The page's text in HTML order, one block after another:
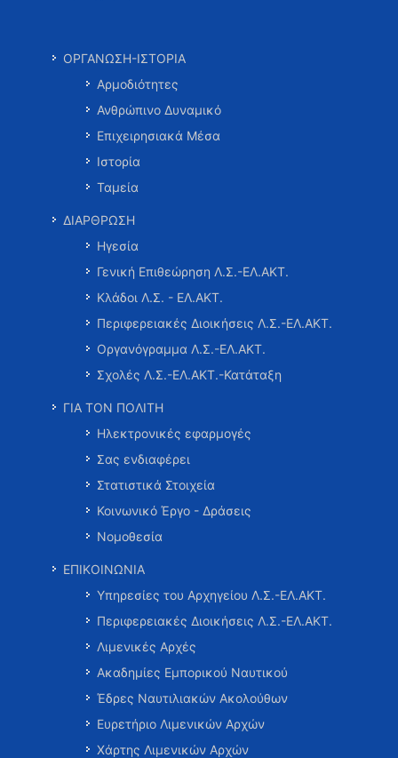
ΟΡΓΑΝΩΣΗ-ΙΣΤΟΡΙΑ
Αρμοδιότητες
Ανθρώπινο Δυναμικό
Επιχειρησιακά Μέσα
Ιστορία
Ταμεία
ΔΙΑΡΘΡΩΣΗ
Ηγεσία
Γενική Επιθεώρηση Λ.Σ.-ΕΛ.ΑΚΤ.
Κλάδοι Λ.Σ. - ΕΛ.ΑΚΤ.
Περιφερειακές Διοικήσεις Λ.Σ.-ΕΛ.ΑΚΤ.
Οργανόγραμμα Λ.Σ.-ΕΛ.ΑΚΤ.
Σχολές Λ.Σ.-ΕΛ.ΑΚΤ.-Κατάταξη
ΓΙΑ ΤΟΝ ΠΟΛΙΤΗ
Ηλεκτρονικές εφαρμογές
Σας ενδιαφέρει
Στατιστικά Στοιχεία
Κοινωνικό Έργο - Δράσεις
Νομοθεσία
ΕΠΙΚΟΙΝΩΝΙΑ
Υπηρεσίες του Αρχηγείου Λ.Σ.-ΕΛ.ΑΚΤ.
Περιφερειακές Διοικήσεις Λ.Σ.-ΕΛ.ΑΚΤ.
Λιμενικές Αρχές
Ακαδημίες Εμπορικού Ναυτικού
Έδρες Ναυτιλιακών Ακολούθων
Ευρετήριο Λιμενικών Αρχών
Χάρτης Λιμενικών Αρχών